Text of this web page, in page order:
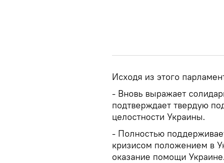
Исходя из этого
- Вновь выражает
подтверждает твердую
целостности Украины.
- Полностью
кризисом положением в
оказание помощи